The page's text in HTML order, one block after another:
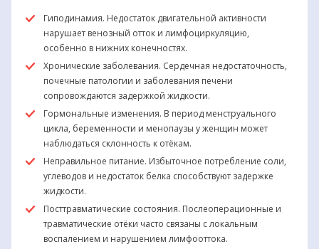
Гиподинамия. Недостаток двигательной активности
нарушает венозный отток и лимфоциркуляцию,
особенно в нижних конечностях.
Хронические заболевания. Сердечная недостаточность,
почечные патологии и заболевания печени
сопровождаются задержкой жидкости.
Гормональные изменения. В период менструального
цикла, беременности и менопаузы у женщин может
наблюдаться склонность к отёкам.
Неправильное питание. Избыточное потребление соли,
углеводов и недостаток белка способствуют задержке
жидкости.
Посттравматические состояния. Послеоперационные и
травматические отёки часто связаны с локальным
воспалением и нарушением лимфооттока.